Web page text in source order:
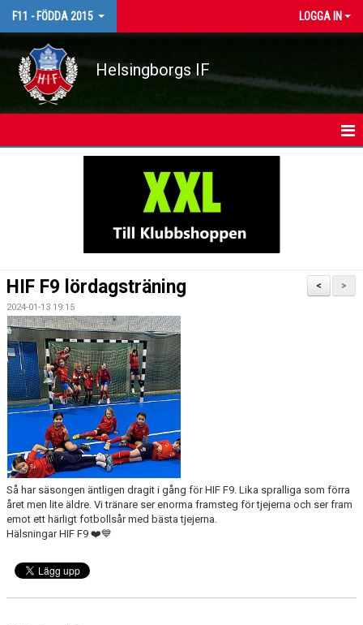
F11 - FÖDDA 2015 LOGGA IN
Helsingborgs IF
TRUPPEN
BILDGALLERI
DOKUMENT
KONTAKT
>
<
HIF F9 lördagsträning
2024-01-13 19:15
Så har säsongen äntligen dragit i gång för HIF F9. Lika spralliga som förra
året men lite äldre. Vi tränare ser enorma framsteg för tjejerna och ser fram
emot ett härligt fotbollsår med bästa tjejerna.
Hälsningar HIF F9 ❤️💙